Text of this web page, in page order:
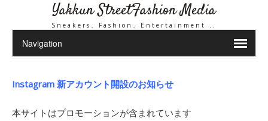
Yakkun StreetFashion Media
Sneakers、Fashion、Entertainment ..
Instagram 新アカウント開設のお知らせ
本サイトはプロモーションが含まれています